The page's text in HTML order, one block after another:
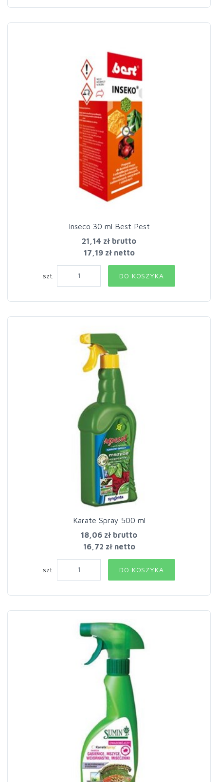
Inseco 30 ml Best Pest
21,14 zł brutto
17,19 zł netto
szt. DO KOSZYKA
Karate Spray 500 ml
18,06 zł brutto
16,72 zł netto
szt. DO KOSZYKA